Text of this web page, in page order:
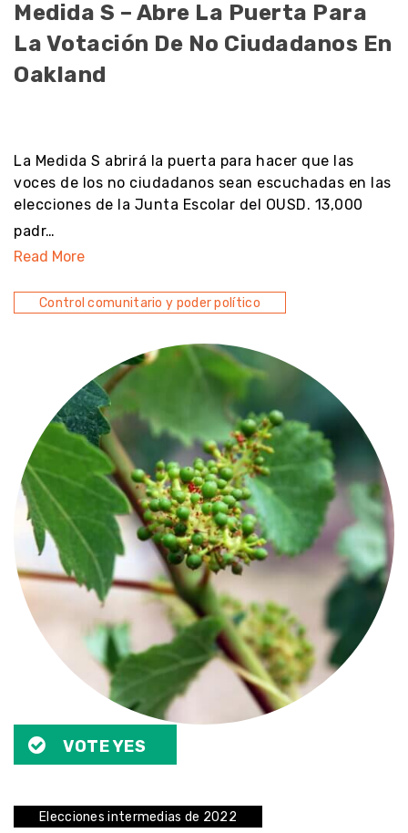
Medida S – Abre La Puerta Para
La Votación De No Ciudadanos En
Oakland
La Medida S abrirá la puerta para hacer que las
voces de los no ciudadanos sean escuchadas en las
elecciones de la Junta Escolar del OUSD. 13,000
padr…
Read More
Control comunitario y poder político
VOTE YES
Elecciones intermedias de 2022